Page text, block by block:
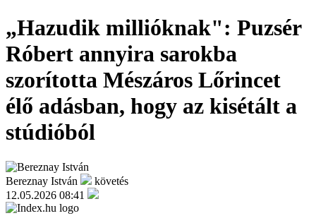
„Hazudik millióknak": Puzsér
Róbert annyira sarokba
szorította Mészáros Lőrincet
élő adásban, hogy az kisétált a
stúdióból
Bereznay István
követés
12.05.2026 08:41